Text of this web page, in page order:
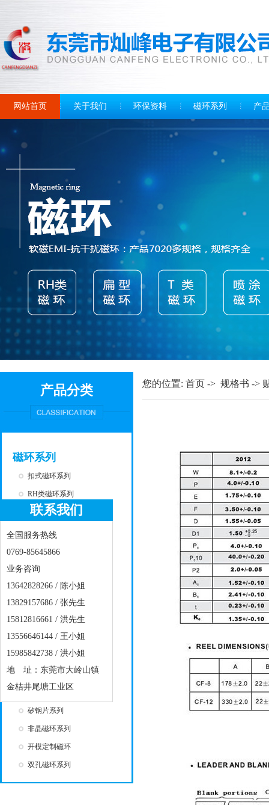
网站首页 关于我们 环保资料 磁环系列 产
产品分类
磁环系列
扣式磁环系列
RH类磁环系列
T类磁环系列
扁型磁环系列
滤波器系列
开口磁环系列
喷涂磁环系列
黄白环系列
磁棒系列
RH类磁珠系列
工字磁芯系列
电感系列
铁硅铝磁环系列
矽钢片系列
非晶磁环系列
开模定制磁环
双孔磁环系列
您的位置: 首页 -> 规格书 ->
联系我们
全国服务热线
0769-85645866
业务咨询
13642828266 / 陈小姐
13829157686 / 张先生
15812816661 / 洪先生
13556646144 / 王小姐
15985842738 / 洪小姐
地 址：东莞市大岭山镇
金桔井尾塘工业区